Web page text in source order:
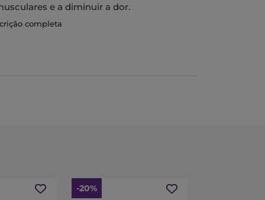
e a diminuir a dor.
completa
-20%